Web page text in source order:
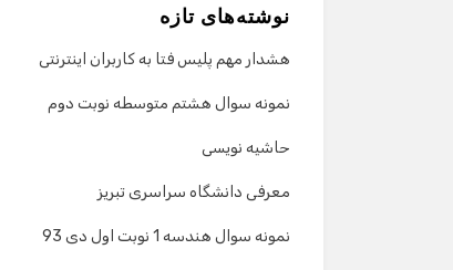
نوشته‌های تازه
هشدار مهم پلیس فتا به کاربران اینترنتی
نمونه سوال هشتم متوسطه نوبت دوم
حاشیه نویسی
معرفی دانشگاه سراسری تبریز
نمونه سوال هندسه 1 نوبت اول دی 93